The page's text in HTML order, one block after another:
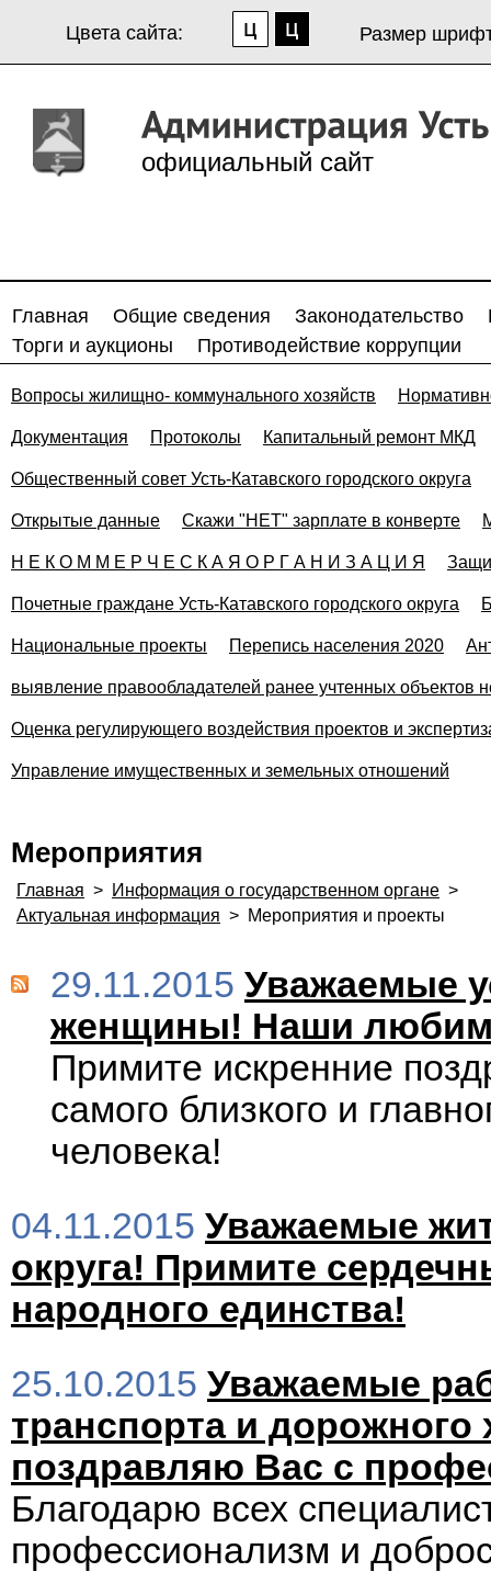
Цвета сайта: Размер
официальный сайт
Главная Общие сведения Законодательство
Торги и аукционы
Противодействие коррупции
Вопросы жилищно- коммунального хозяйств
Документация Протоколы Капитальный ремонт МКД
Общественный совет Усть-Катавского городского округа
Открытые данные Скажи "НЕТ" зарплате в конверте
Н Е К О М М Е Р Ч Е С К А Я О Р Г А Н И З А Ц И Я
Почетные граждане Усть-Катавского городского округа
Национальные проекты Перепись населения 2020
выявление правообладателей ранее учтенных объектов
Оценка регулирующего воздействия проектов и
Управление имущественных и земельных отношений
Мероприятия
Главная > Информация о государственном органе >
Актуальная информация > Мероприятия и проекты
29.11.2015 Уважаемые
женщины! Наши
Примите искренние
самого близкого и
человека!
04.11.2015 Уважаемые
округа! Примите
народного единства!
25.10.2015 Уважаемые
транспорта и дорожного
поздравляю Вас с
Благодарю всех
профессионализм и